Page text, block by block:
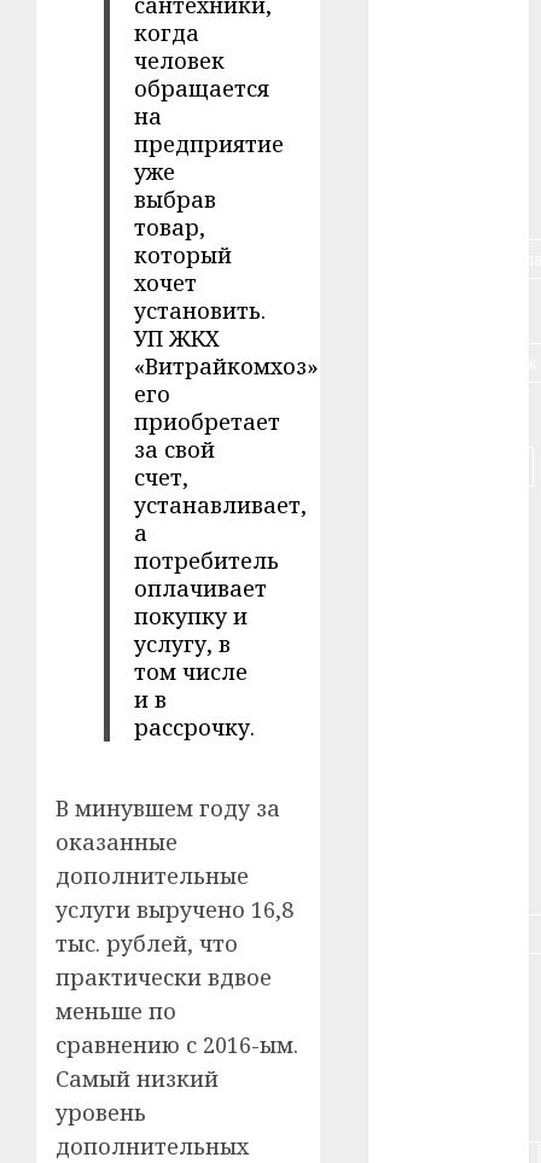
когда
человек
обращается
на
предприятие
уже
выбрав
товар,
который
хочет
установить.
УП ЖКХ
«Витрайкомхоз»
его
приобретает
за свой
счет,
устанавливает,
а
потребитель
оплачивает
покупку и
услугу, в
том числе
и в
рассрочку.
В минувшем году за
оказанные
дополнительные
услуги выручено 16,8
тыс. рублей, что
практически вдвое
меньше по
сравнению с 2016-ым.
Самый низкий
уровень
дополнительных